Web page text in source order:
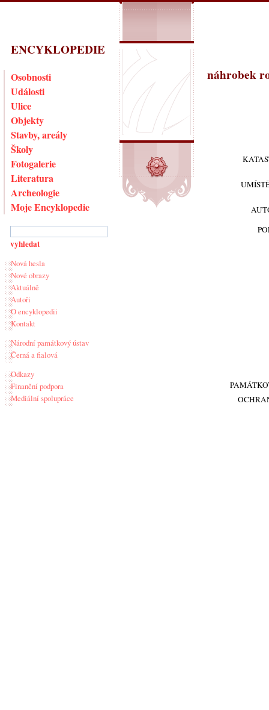
ENCYKLOPEDIE
Osobnosti
Události
Ulice
Objekty
Stavby, areály
Školy
Fotogalerie
Literatura
Archeologie
Moje Encyklopedie
Nová hesla
Nové obrazy
Aktuálně
Autoři
O encyklopedii
Kontakt
Národní památkový ústav
Černá a fialová
Odkazy
Finanční podpora
Mediální spolupráce
náhrobek